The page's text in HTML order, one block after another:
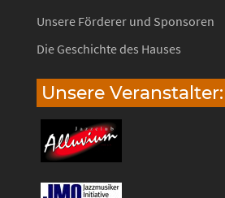
Unsere Förderer und Sponsoren
Die Geschichte des Hauses
Unsere Veranstalter: